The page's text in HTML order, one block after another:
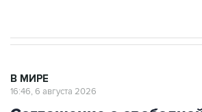
В МИРЕ
16:46, 6 августа 2026